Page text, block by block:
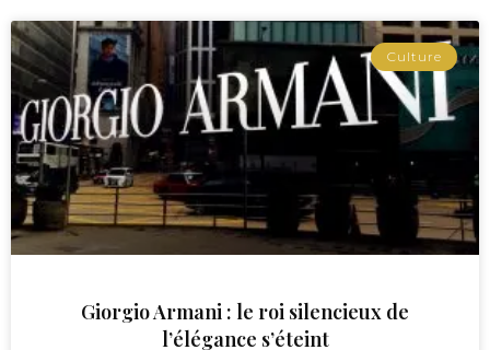
Culture
Giorgio Armani : le roi silencieux de
l’élégance s’éteint